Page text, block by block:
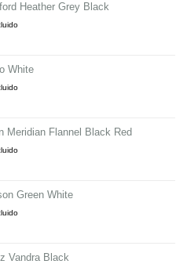
Heather Grey Black
White
Meridian Flannel Black Red
Green White
Vandra Black